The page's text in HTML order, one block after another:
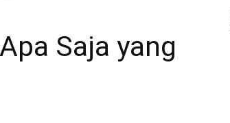
Saja yang